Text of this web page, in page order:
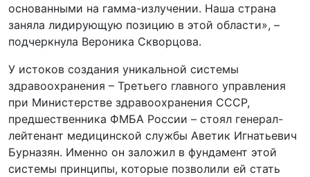
основанными на гамма-излучении. Наша страна
заняла лидирующую позицию в этой области», –
подчеркнула Вероника Скворцова.
У истоков создания уникальной системы
здравоохранения – Третьего главного управления
при Министерстве здравоохранения СССР,
предшественника ФМБА России – стоял генерал-
лейтенант медицинской службы Аветик Игнатьевич
Бурназян. Именно он заложил в фундамент этой
системы принципы, которые позволили ей стать